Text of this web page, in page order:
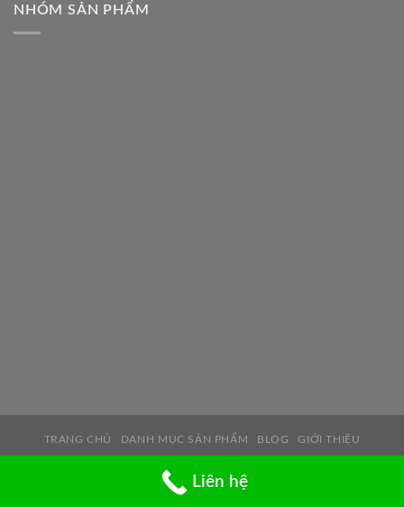
NHÓM SẢN PHẨM
TRANG CHỦ DANH MỤC SẢN PHẨM BLOG GIỚI THIỆU
(Zalo) - Email:Sale@daycuroa.net
Liên hệ